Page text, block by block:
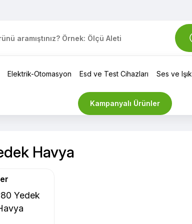
Elektrik-Otomasyon Esd ve Test Cihazları Ses ve Işık
Kampanyalı Ürünler
Havya
Yedek